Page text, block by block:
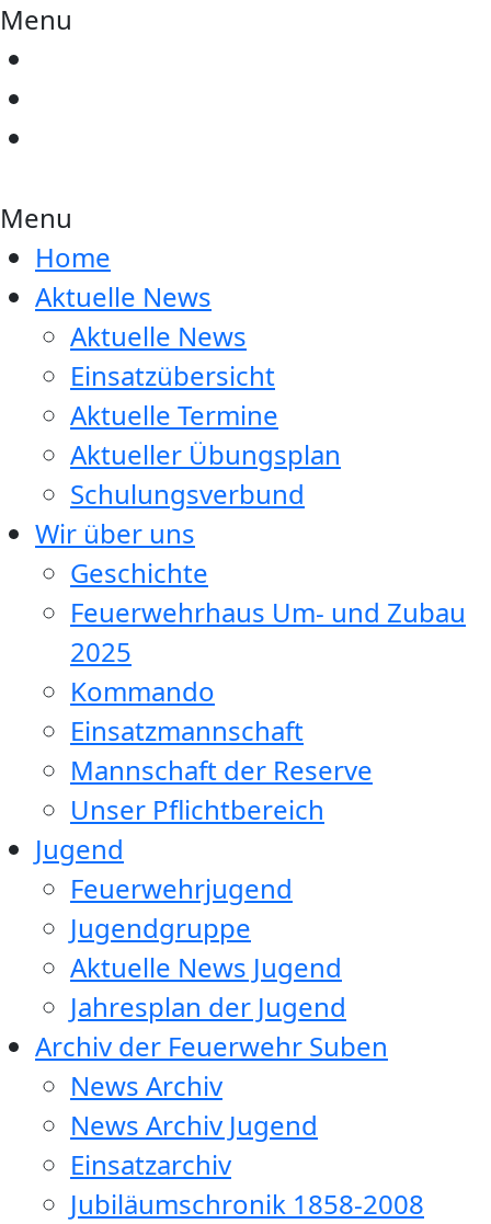
Menu
Menu
Home
Aktuelle News
Aktuelle News
Einsatzübersicht
Aktuelle Termine
Aktueller Übungsplan
Schulungsverbund
Wir über uns
Geschichte
Feuerwehrhaus Um- und Zubau
2025
Kommando
Einsatzmannschaft
Mannschaft der Reserve
Unser Pflichtbereich
Jugend
Feuerwehrjugend
Jugendgruppe
Aktuelle News Jugend
Jahresplan der Jugend
Archiv der Feuerwehr Suben
News Archiv
News Archiv Jugend
Einsatzarchiv
Jubiläumschronik 1858-2008